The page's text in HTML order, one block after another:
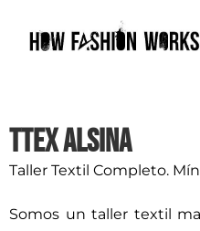
Ttex Alsina
Taller Textil Completo.
Somos un taller textil